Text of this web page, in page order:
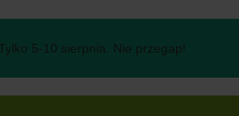
5-10 sierpnia. Nie przegap!